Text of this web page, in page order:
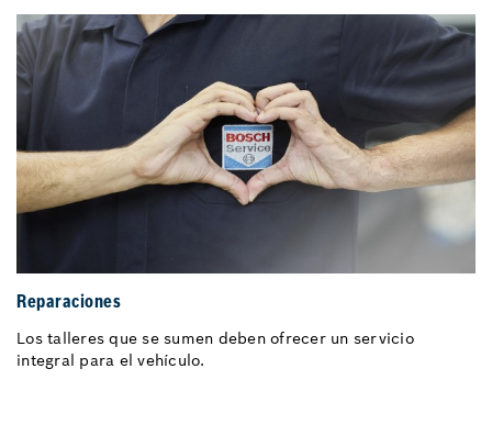
Reparaciones
Los talleres que se sumen deben ofrecer un servicio
integral para el vehículo.